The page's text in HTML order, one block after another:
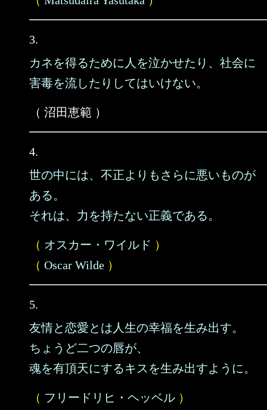
3.
カネを得るために人を泣かせたり、社会に
害毒を流したりしてはいけない。
（ 沼田恵範 ）
4.
世の中には、不正よりもさらに悪いものが
ある。
それは、力を持たない正義である。
（ オスカー・ワイルド ）
（ Oscar Wilde ）
5.
友情と恋愛とは人生の幸福を生み出す。
ちょうど二つの唇が、
魂を有頂天にするキスを生み出すように。
（ フリードリヒ・ヘッベル ）